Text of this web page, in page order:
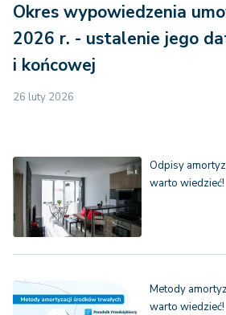
Okres wypowiedzenia
2026 r. - ustalenie jego
i końcowej
26 luty 2026
Odpisy
warto wiedzieć!
Metody
warto wiedzieć!